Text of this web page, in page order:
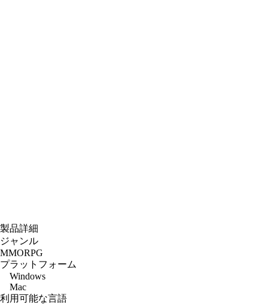
製品詳細
ジャンル
MMORPG
プラットフォーム
Windows
Mac
利用可能な言語